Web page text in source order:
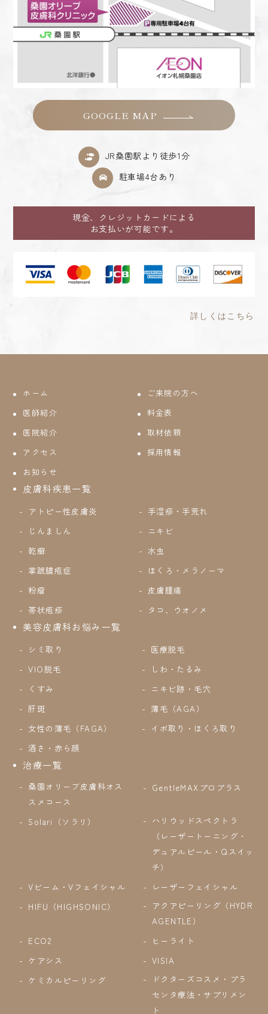
GOOGLE MAP
JR桑園駅より徒歩1分
駐車場4台あり
現金、クレジットカードによる
お支払いが可能です。
詳しくはこちら
ホーム
ご来院の方へ
医師紹介
料金表
医院紹介
取材依頼
アクセス
採用情報
お知らせ
皮膚科疾患一覧
アトピー性皮膚炎
手湿疹・手荒れ
じんましん
ニキビ
乾癬
水虫
掌蹠膿疱症
ほくろ・メラノーマ
粉瘤
皮膚腫瘍
帯状疱疹
タコ、ウオノメ
美容皮膚科お悩み一覧
シミ取り
医療脱毛
VIO脱毛
しわ・たるみ
くすみ
ニキビ跡・毛穴
肝斑
薄毛（AGA）
女性の薄毛（FAGA）
イボ取り・ほくろ取り
酒さ・赤ら顔
治療一覧
桑園オリーブ皮膚科オス
スメコース
GentleMAXプロプラス
Solari（ソラリ）
ハリウッドスペクトラ
（レーザートーニング・
デュアルピール・Qスイッ
チ）
Vビーム・Vフェイシャル
レーザーフェイシャル
HIFU（HIGHSONIC）
アクアピーリング（HYDR
AGENTLE）
ECO2
ヒーライト
ケアシス
VISIA
ケミカルピーリング
ドクターズコスメ・プラ
センタ療法・サプリメン
ト